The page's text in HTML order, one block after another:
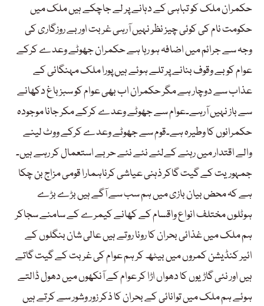
حکمران ملک کو تباہی کے دہانے پر لے جاچکے ہیں ملک میں
حکومت نام کی کوئی چیز نظر نہیں آرہی غربت اور بے روزگاری کی
وجہ سے جرائم میں اضافہ ہو رہا ہے حکمران جھوٹے وعدے کرکے
عوام کو بے وقوف بنانے پر تلے ہوئے ہیں پورا ملک مہنگائی کے
عذاب سے دوچار ہے مگر حکمران اب بھی عوام کو سبز باغ دکھانے
سے باز نہیں آرہے۔عوام سے جھوٹے وعدے کرکے مکر جانا موجودہ
حکمرانوں کا وطیرہ ہے۔قوم سے جھوٹے وعدے کرکے ووٹ لینے
والے اقتدار میں رہنے کےلئے نئے نئے حربے استعمال کر رہے ہیں۔
جمہوریت کے گیت گاکر ذہنی عیاشی کرناہمارا قومی مزاج بن چکا
ہے کہ محض بیان بازی میں ہم سب سے آگے ہیں بڑے بڑے
ہوٹلوں مختلف انواع واقسام کے کھانے کیمرے کے سامنے سجاکر
ہم ملک میں غذائی بحران کا رونا روتے ہیں عالی شان بنگلوں کے
ائیر کنڈیشن کمروں میں بیٹھ کر ہم عوام کی غربت کے گیت گاتے
ہیں اور نئی گاڑیوں کا دھواں اڑا کر عوام کے آنکھوں میں دھول ڈالتے
ہوئے ہم ملک میں توانائی کے بحران کا ذکر زور وشور سے کرتے ہیں